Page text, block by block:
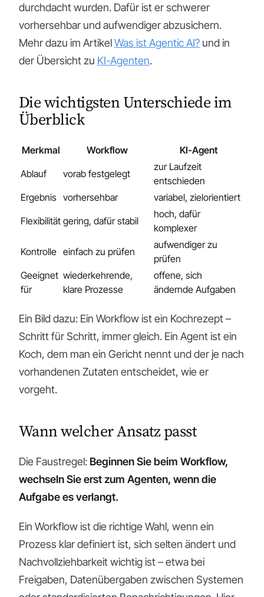
durchdacht wurden. Dafür ist er schwerer
vorhersehbar und aufwendiger abzusichern.
Mehr dazu im ArtikelWas ist Agentic AI? und in
der Übersicht zu KI-Agenten.
Die wichtigsten Unterschiede im
Überblick
Merkmal Workflow
KI-Agent
Ablauf
vorab festgelegt
zur Laufzeit
entschieden
Ergebnis vorhersehbar
variabel, zielorientiert
Flexibilität gering, dafür stabil
hoch, dafür
komplexer
Kontrolle einfach zu prüfen
aufwendiger zu
prüfen
Geeignet
für
wiederkehrende,
klare Prozesse
offene, sich
ändernde Aufgaben
Ein Bild dazu: Ein Workflow ist ein Kochrezept –
Schritt für Schritt, immer gleich. Ein Agent ist ein
Koch, dem man ein Gericht nennt und der je nach
vorhandenen Zutaten entscheidet, wie er
vorgeht.
Wann welcher Ansatz passt
Die Faustregel: Beginnen Sie beim Workflow,
wechseln Sie erst zum Agenten, wenn die
Aufgabe es verlangt.
Ein Workflow ist die richtige Wahl, wenn ein
Prozess klar definiert ist, sich selten ändert und
Nachvollziehbarkeit wichtig ist – etwa bei
Freigaben, Datenübergaben zwischen Systemen